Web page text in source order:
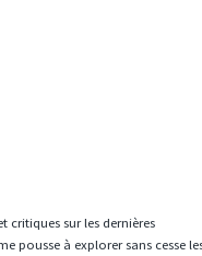
critiques sur les dernières
pousse à explorer sans cesse